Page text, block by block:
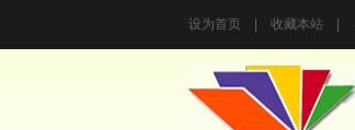
设为首页 收藏本站